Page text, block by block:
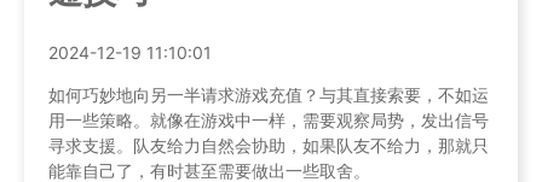
2024-12-19 11:10:01
如何巧妙地向另一半请求游戏充值？与其直接索要，不如运
用一些策略。就像在游戏中一样，需要观察局势，发出信号
寻求支援。队友给力自然会协助，如果队友不给力，那就只
能靠自己了，有时甚至需要做出一些取舍。